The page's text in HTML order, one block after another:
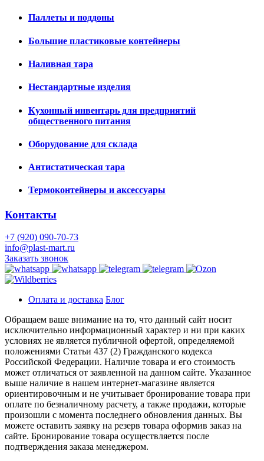
Паллеты и поддоны
Большие пластиковые контейнеры
Наливная тара
Нестандартные изделия
Кухонный инвентарь для предприятий
общественного питания
Оборудование для склада
Антистатическая тара
Термоконтейнеры и аксессуары
Контакты
+7 (920) 090-70-73
info@plast-mart.ru
Заказать звонок
Оплата и доставка Блог
Обращаем ваше внимание на то, что данный сайт носит
исключительно информационный характер и ни при каких
условиях не является публичной офертой, определяемой
положениями Статьи 437 (2) Гражданского кодекса
Российской Федерации. Наличие товара и его стоимость
может отличаться от заявленной на данном сайте. Указанное
выше наличие в нашем интернет-магазине является
ориентировочным и не учитывает бронирование товара при
оплате по безналичному расчету, а также продажи, которые
произошли с момента последнего обновления данных. Вы
можете оставить заявку на резерв товара оформив заказ на
сайте. Бронирование товара осуществляется после
подтверждения заказа менеджером.